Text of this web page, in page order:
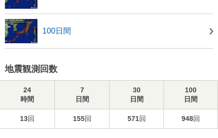
100日間
地震観測回数
24
時間
7
日間
30
日間
100
日間
13回 155回 571回 948回